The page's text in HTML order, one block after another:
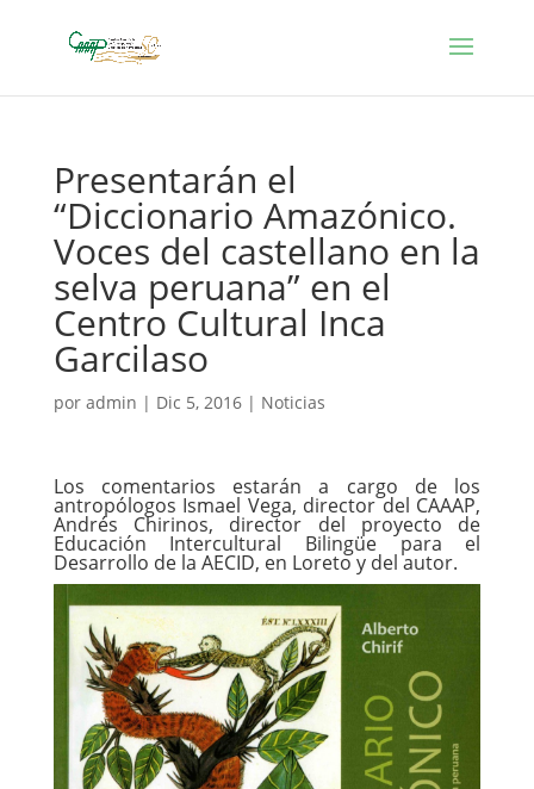
Presentarán el
“Diccionario Amazónico.
Voces del castellano en la
selva peruana” en el
Centro Cultural Inca
Garcilaso
por admin | Dic 5, 2016| Noticias
Los comentarios estarán a cargo de los
antropólogos Ismael Vega, director del CAAAP,
Andrés Chirinos, director del proyecto de
Educación Intercultural Bilingüe para el
Desarrollo de la AECID, en Loreto y del autor.